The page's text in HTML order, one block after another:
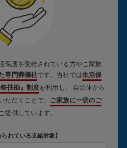
保護を受給されている方やご家族
専門葬儀社です。当社では生活保
扶助』制度を利用し、 自治体から
ただくことで、 ご家族に一切のご
提供しています。
れている支給対象】